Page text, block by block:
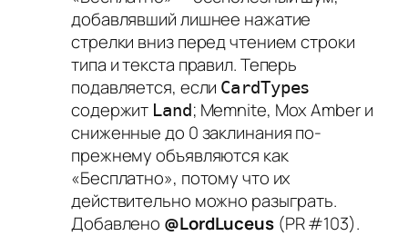
добавлявший лишнее нажатие
стрелки вниз перед чтением строки
типа и текста правил. Теперь
подавляется, если CardTypes
содержит Land; Memnite, Mox Amber и
сниженные до 0 заклинания по-
прежнему объявляются как
«Бесплатно», потому что их
действительно можно разыграть.
Добавлено @LordLuceus(PR #103).